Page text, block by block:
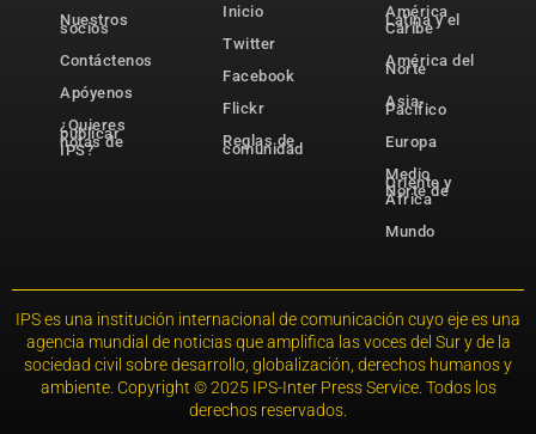
Nuestros
socios
Contáctenos
Apóyenos
¿Quieres
publicar
notas de
IPS?
Inicio
Twitter
Facebook
Flickr
Reglas de
comunidad
América
Latina y el
Caribe
América del
Norte
Asia-
Pacífico
Europa
Medio
Oriente y
Norte de
África
Mundo
IPS es una institución internacional de comunicación cuyo eje es una
agencia mundial de noticias que amplifica las voces del Sur y de la
sociedad civil sobre desarrollo, globalización, derechos humanos y
ambiente. Copyright © 2025 IPS-Inter Press Service. Todos los
derechos reservados.